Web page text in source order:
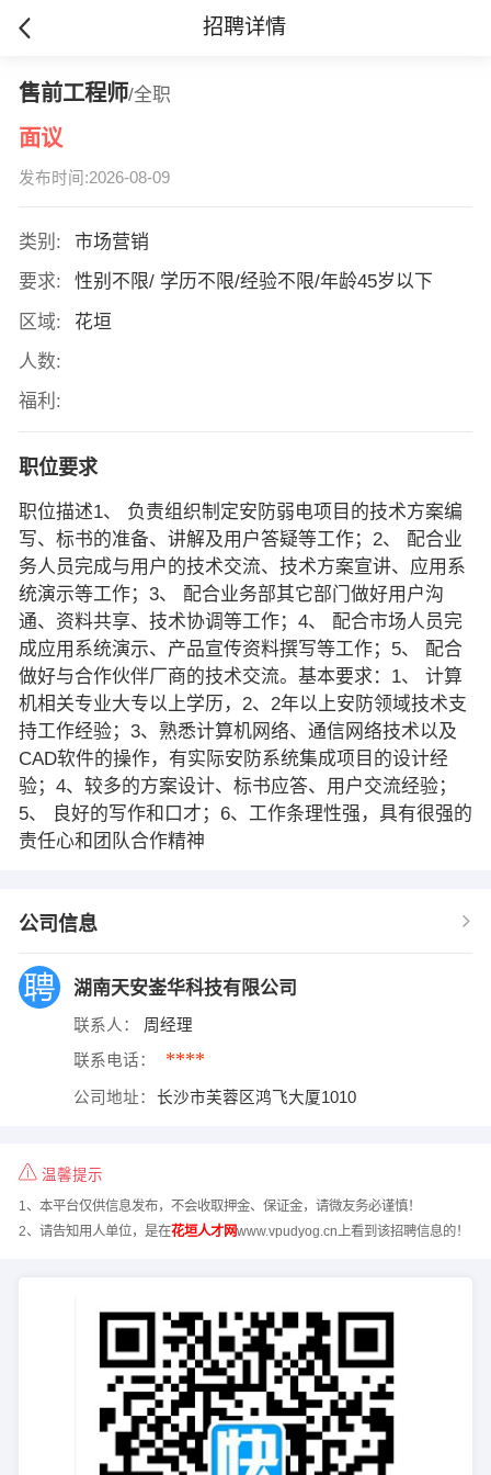
招聘详情
售前工程师/全职
面议
发布时间:2026-08-09
类别:
市场营销
要求:
性别不限/ 学历不限/经验不限/年龄45岁以下
区域:
花垣
人数:
福利:
职位要求
职位描述1、 负责组织制定安防弱电项目的技术方案编
写、标书的准备、讲解及用户答疑等工作；2、 配合业
务人员完成与用户的技术交流、技术方案宣讲、应用系
统演示等工作；3、 配合业务部其它部门做好用户沟
通、资料共享、技术协调等工作；4、 配合市场人员完
成应用系统演示、产品宣传资料撰写等工作；5、 配合
做好与合作伙伴厂商的技术交流。基本要求：1、 计算
机相关专业大专以上学历，2、2年以上安防领域技术支
持工作经验；3、熟悉计算机网络、通信网络技术以及
CAD软件的操作，有实际安防系统集成项目的设计经
验；4、较多的方案设计、标书应答、用户交流经验；
5、 良好的写作和口才；6、工作条理性强，具有很强的
责任心和团队合作精神
公司信息
湖南天安崟华科技有限公司
联系人： 周经理
联系电话： ****
公司地址： 长沙市芙蓉区鸿飞大厦1010
温馨提示
1、本平台仅供信息发布，不会收取押金、保证金，请微友务必谨慎！
2、请告知用人单位，是在花垣人才网www.vpudyog.cn上看到该招聘信息的！